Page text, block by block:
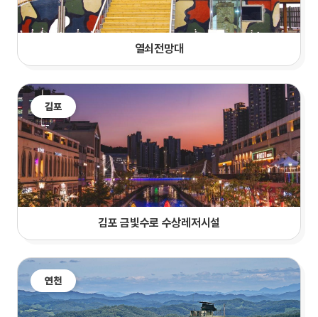
열쇠전망대
김포
김포 금빛수로 수상레저시설
연천